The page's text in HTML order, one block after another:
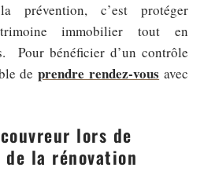
prévention, c’est protéger
immobilier tout en
Pour bénéficier d’un contrôle
deprendre rendez-vous avec
lors de
la rénovation